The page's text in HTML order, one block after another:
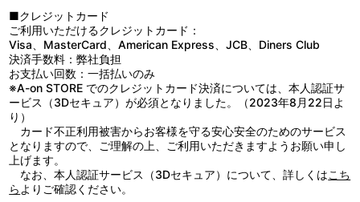
■クレジットカード
ご利用いただけるクレジットカード：
Visa、MasterCard、American Express、JCB、Diners Club
決済手数料：弊社負担
お支払い回数：一括払いのみ
※A-on STORE でのクレジットカード決済については、本人認証サ
ービス（3Dセキュア）が必須となりました。（2023年8月22日よ
り）
カード不正利用被害からお客様を守る安心安全のためのサービス
となりますので、ご理解の上、ご利用いただきますようお願い申し
上げます。
なお、本人認証サービス（3Dセキュア）について、詳しくはこち
らよりご確認ください。